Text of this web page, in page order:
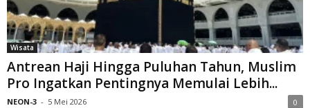
Wisata
Antrean Haji Hingga Puluhan Tahun, Muslim
Pro Ingatkan Pentingnya Memulai Lebih...
NEON-3 - 5 Mei 2026 0